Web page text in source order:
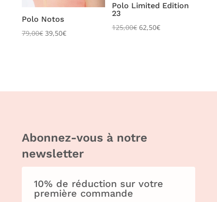
Polo Notos
79,00€ 39,50€
Polo Limited Edition
23
125,00€ 62,50€
Abonnez-vous à notre
newsletter
10% de réduction sur votre
première commande